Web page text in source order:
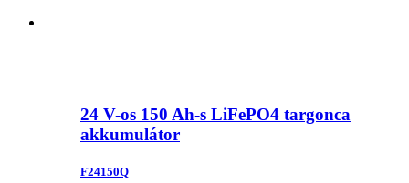
24 V-os 150 Ah-s LiFePO4 targonca
akkumulátor
F24150Q